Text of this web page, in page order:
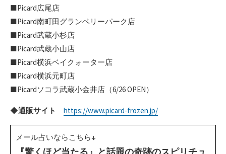
■Picard広尾店
■Picard南町田グランベリーパーク店
■Picard武蔵小杉店
■Picard武蔵小山店
■Picard横浜ベイクォーター店
■Picard横浜元町店
■Picardソコラ武蔵小金井店（6/26 OPEN）
◆通販サイト https://www.picard-frozen.jp/
メール占いならこちら↓